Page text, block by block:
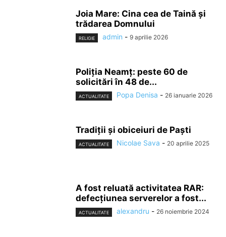
Joia Mare: Cina cea de Taină şi
trădarea Domnului
RELIGIE admin - 9 aprilie 2026
Poliția Neamț: peste 60 de
solicitări în 48 de...
ACTUALITATE Popa Denisa - 26 ianuarie 2026
Tradiţii şi obiceiuri de Paşti
ACTUALITATE Nicolae Sava - 20 aprilie 2025
A fost reluată activitatea RAR:
defecțiunea serverelor a fost...
ACTUALITATE alexandru - 26 noiembrie 2024